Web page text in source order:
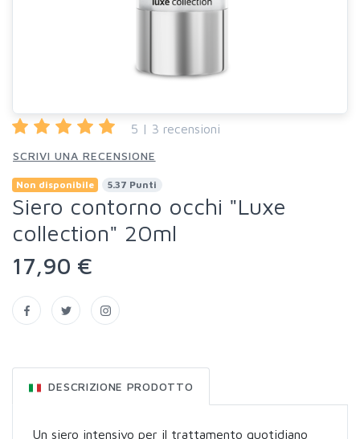
5 | 3 recensioni
SCRIVI UNA RECENSIONE
Non disponibile 5.37 Punti
Siero contorno occhi "Luxe
collection" 20ml
17,90 €
DESCRIZIONE PRODOTTO
Un siero intensivo per il trattamento quotidiano